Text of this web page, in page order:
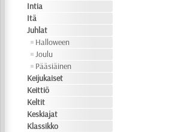
Intia
Itä
Juhlat
Halloween
Joulu
Pääsiäinen
Keijukaiset
Keittiö
Keltit
Keskiajat
Klassikko